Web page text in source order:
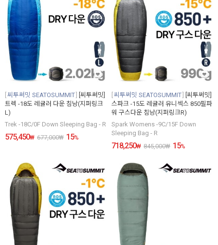
씨투써밋 SEATOSUMMIT
[씨투써밋]
트렉 -18도 레귤러 다운 침낭(지퍼링크
L)
Trek -18C/0F Down Sleeping Bag - R
575,450₩ 677,000₩ 15%
씨투써밋 SEATOSUMMIT
[씨투써밋]
스파크 -15도 레귤러 유니섹스 850필파
워 구스다운 침낭(지퍼링크R)
Spark Womens -9C/15F Down
Sleeping Bag - R
718,250₩ 845,000₩ 15%